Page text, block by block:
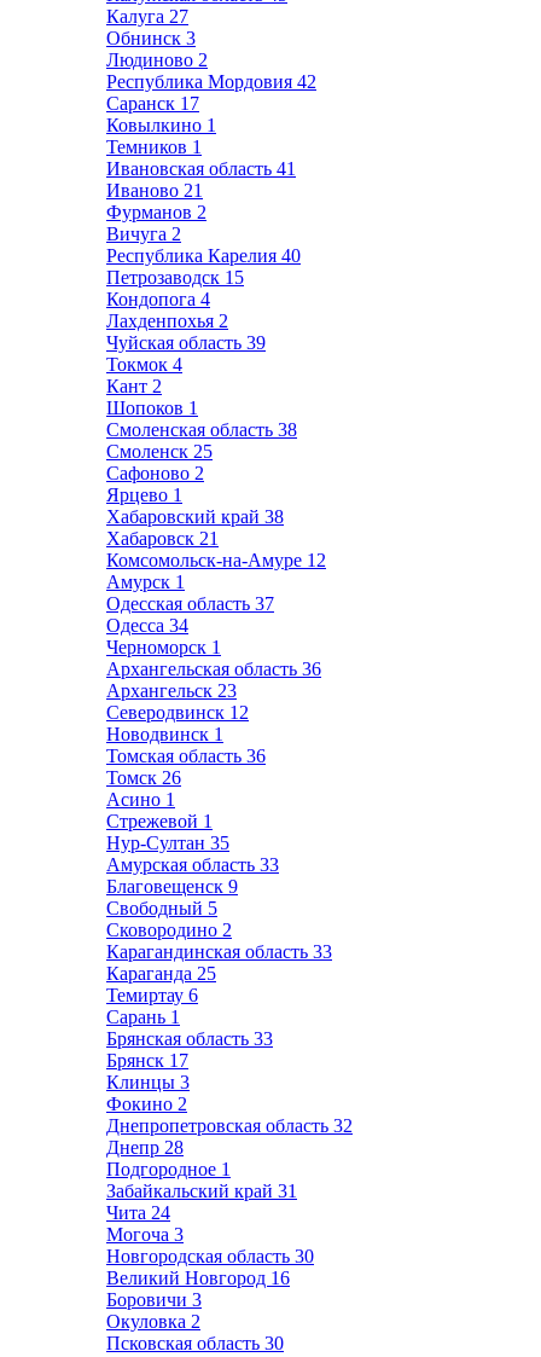
Калуга 27
Обнинск 3
Людиново 2
Республика Мордовия 42
Саранск 17
Ковылкино 1
Темников 1
Ивановская область 41
Иваново 21
Фурманов 2
Вичуга 2
Республика Карелия 40
Петрозаводск 15
Кондопога 4
Лахденпохья 2
Чуйская область 39
Токмок 4
Кант 2
Шопоков 1
Смоленская область 38
Смоленск 25
Сафоново 2
Ярцево 1
Хабаровский край 38
Хабаровск 21
Комсомольск-на-Амуре 12
Амурск 1
Одесская область 37
Одесса 34
Черноморск 1
Архангельская область 36
Архангельск 23
Северодвинск 12
Новодвинск 1
Томская область 36
Томск 26
Асино 1
Стрежевой 1
Нур-Султан 35
Амурская область 33
Благовещенск 9
Свободный 5
Сковородино 2
Карагандинская область 33
Караганда 25
Темиртау 6
Сарань 1
Брянская область 33
Брянск 17
Клинцы 3
Фокино 2
Днепропетровская область 32
Днепр 28
Подгородное 1
Забайкальский край 31
Чита 24
Могоча 3
Новгородская область 30
Великий Новгород 16
Боровичи 3
Окуловка 2
Псковская область 30